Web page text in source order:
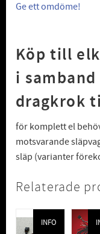
Ge ett omdöme!
Köp till
i
dragkrok
för komplett el
motsvarande
släp (varianter
Relaterade
INFO